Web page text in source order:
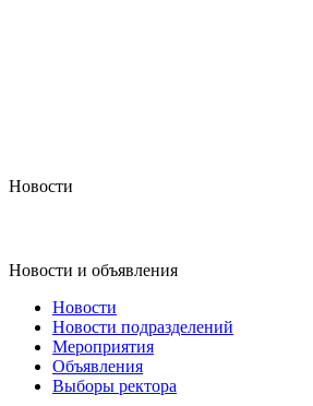
Новости
Новости и объявления
Новости
Новости подразделений
Мероприятия
Объявления
Выборы ректора